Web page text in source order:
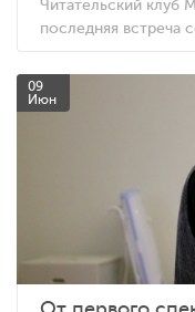
Читательский клуб
последняя встреча
09
Июн